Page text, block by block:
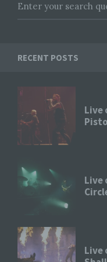
RECENT POSTS
Live
Live
Live
Cookies. Viele
Server dem
Internetseiten und
Browser der
Internetbrowsern,
zu unterscheiden.
kann über die
und identifiziert
Durch den Einsatz
dieser
bereitstellen, die
möglich wären.
und Angebote auf
des Benutzers
ermöglichen uns,